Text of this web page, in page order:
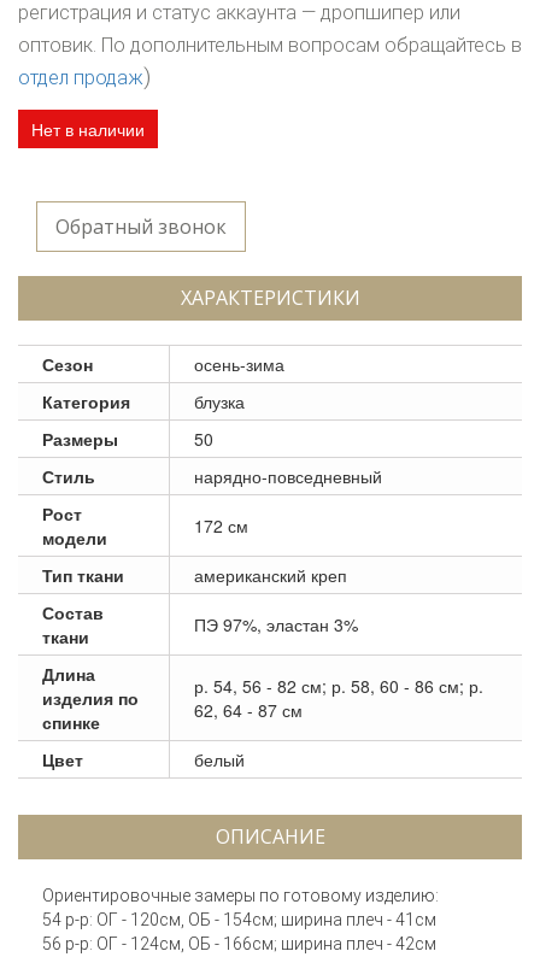
регистрация и статус аккаунта — дропшипер или
оптовик. По дополнительным вопросам обращайтесь в
отдел продаж)
Нет в наличии
Обратный звонок
ХАРАКТЕРИСТИКИ
Сезон
осень-зима
Категория
блузка
Размеры
50
Стиль
нарядно-повседневный
Рост
модели
172 см
Тип ткани
американский креп
Состав
ткани
ПЭ 97%, эластан 3%
Длина
изделия по
спинке
р. 54, 56 - 82 см; р. 58, 60 - 86 см; р.
62, 64 - 87 см
Цвет белый
ОПИСАНИЕ
Ориентировочные замеры по готовому изделию:
54 р-р: ОГ - 120см, ОБ - 154см; ширина плеч - 41см
56 р-р: ОГ - 124см, ОБ - 166см; ширина плеч - 42см